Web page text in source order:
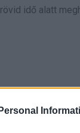
idő alatt